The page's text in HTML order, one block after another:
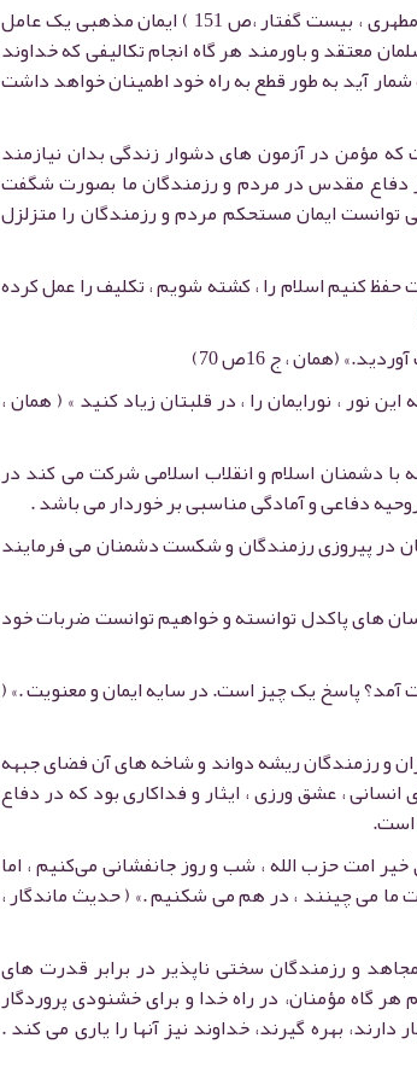
سر آمد باورهای دینی و ریشه معنویات ، ایمان به خدا است . ( شهید مطهری ، بیست گفتار ،ص 151 ) ایمان مذهبی یک عامل
معتقد و باورمند هر گاه انجام تکالیفی که خداوند
آید به طور قطع به راه خود اطمینان خواهد داشت
که مؤمن در آزمون های دشوار زندگی بدان نیازمند
دفاع مقدس در مردم و رزمندگان ما بصورت شگفت
ایمان مستحکم مردم و رزمندگان را متزلزل
کنیم اسلام را ، کشته شویم ، تکلیف را عمل کرده
(همان ، ج 16ص 70)
، نورایمان را ، در قلبتان زیاد کنید » ( همان ،
اسلام و انقلاب اسلامی شرکت می کند در
دفاعی و آمادگی مناسبی بر خوردار می باشد .
در پیروزی رزمندگان و شکست دشمنان می فرمایند
های پاکدل توانسته و خواهیم توانست ضربات خود
پاسخ یک چیز است. در سایه ایمان و معنویت .» (
و رزمندگان ریشه دواند و شاخه های آن فضای جبهه
، عشق ورزی ، ایثار و فداکاری بود که در دفاع
است.
امت حزب الله ، شب و روز جانفشانی می‌کنیم ، اما
می چینند ، در هم می شکنیم .» ( حدیث ماندگار ،
و رزمندگان سختی ناپذیر در برابر قدرت های
روم ، آیه 47) از نظر قرآن کریم هر گاه مؤمنان، در راه خدا و برای خشنودی پروردگار
بهره گیرند، خداوند نیز آنها را یاری می کند .